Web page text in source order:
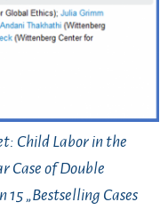
Child Labor in the
Case of Double
„Bestselling Cases